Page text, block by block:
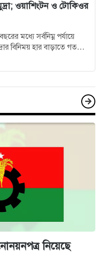
ওয়াশিংটন ও টোকিওর
মধ্যে সর্বনিম্ন পর্যায়ে
বিনিময় হার বাড়াতে গত
নিয়েছে